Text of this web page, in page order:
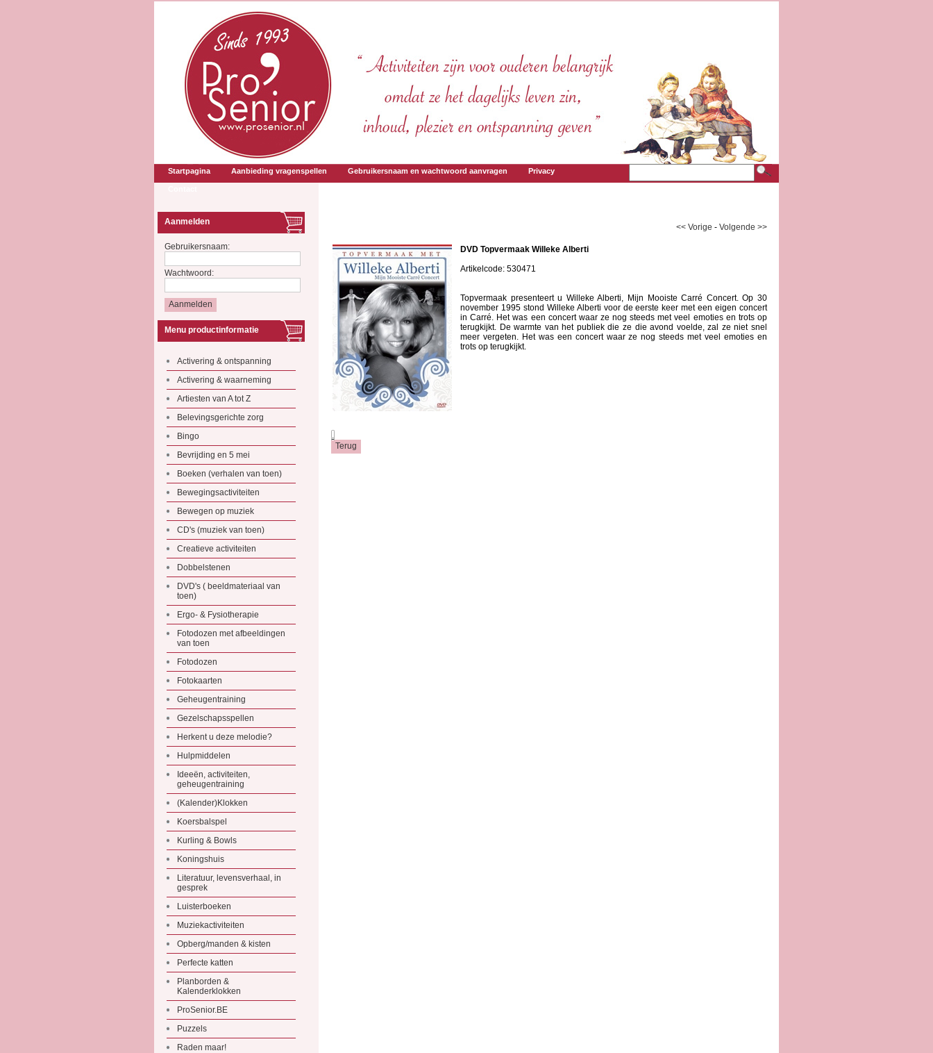
Startpagina Aanbieding vragenspellen Gebruikersnaam en wachtwoord aanvragen Privacy
Aanmelden
Gebruikersnaam:
Wachtwoord:
Menu productinformatie
Activering & ontspanning
Activering & waarneming
Artiesten van A tot Z
Belevingsgerichte zorg
Bingo
Bevrijding en 5 mei
Boeken (verhalen van toen)
Bewegingsactiviteiten
Bewegen op muziek
CD's (muziek van toen)
Creatieve activiteiten
Dobbelstenen
DVD's ( beeldmateriaal van
toen)
Ergo- & Fysiotherapie
Fotodozen met afbeeldingen
van toen
Fotodozen
Fotokaarten
Geheugentraining
Gezelschapsspellen
Herkent u deze melodie?
Hulpmiddelen
Ideeën, activiteiten,
geheugentraining
(Kalender)Klokken
Koersbalspel
Kurling & Bowls
Koningshuis
Literatuur, levensverhaal, in
gesprek
Luisterboeken
Muziekactiviteiten
Opberg/manden & kisten
Perfecte katten
Planborden &
Kalenderklokken
ProSenior.BE
Puzzels
Raden maar!
<< Vorige - Volgende >>
DVD Topvermaak Willeke Alberti
Artikelcode: 530471
Topvermaak presenteert u Willeke Alberti, Mijn Mooiste Carré Concert. Op 30
november 1995 stond Willeke Alberti voor de eerste keer met een eigen concert
in Carré. Het was een concert waar ze nog steeds met veel emoties en trots op
terugkijkt. De warmte van het publiek die ze die avond voelde, zal ze niet snel
meer vergeten. Het was een concert waar ze nog steeds met veel emoties en
trots op terugkijkt.
.